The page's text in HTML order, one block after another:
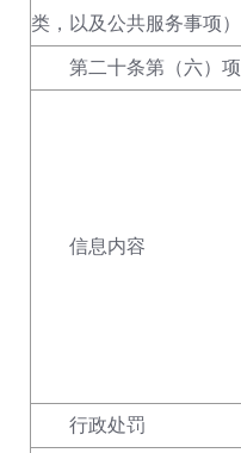
类，以及公共服务事项）
第二十条第（六）项
信息内容
行政处罚